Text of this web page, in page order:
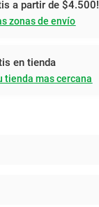
a partir de $4.500!
zonas de envío
en tienda
tienda mas cercana